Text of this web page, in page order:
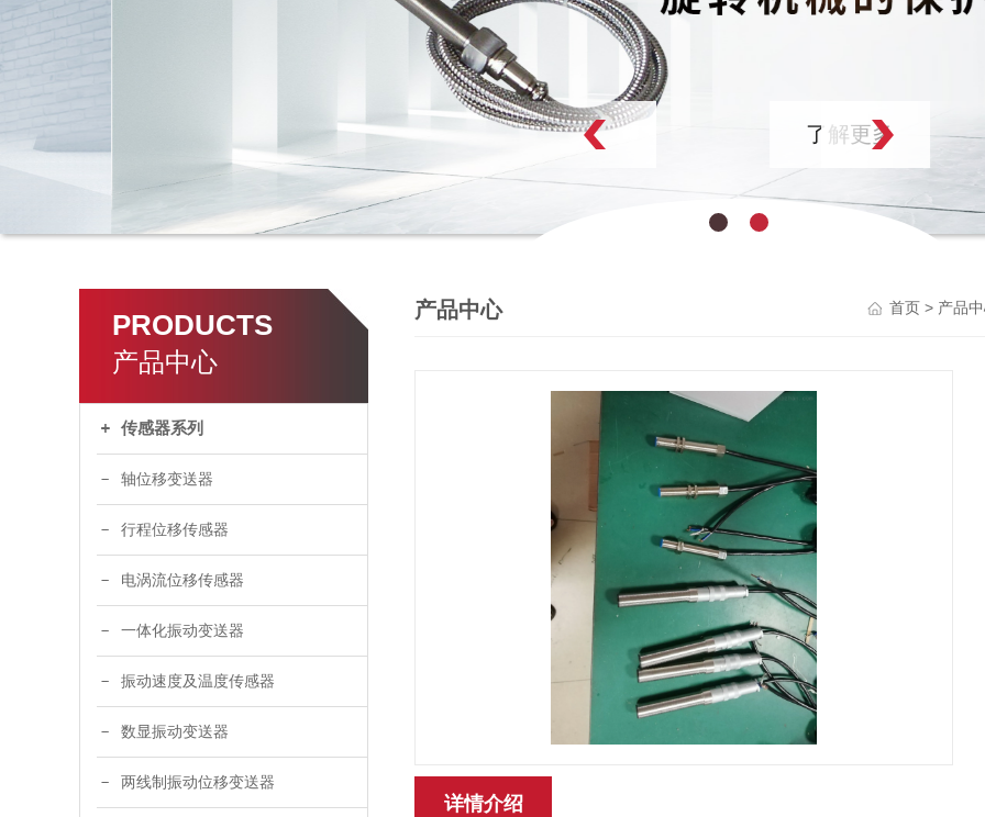
PRODUCTS
产品中心
传感器系列
轴位移变送器
行程位移传感器
电涡流位移传感器
一体化振动变送器
振动速度及温度传感器
数显振动变送器
两线制振动位移变送器
产品中心 首页 > 产品
详情介绍